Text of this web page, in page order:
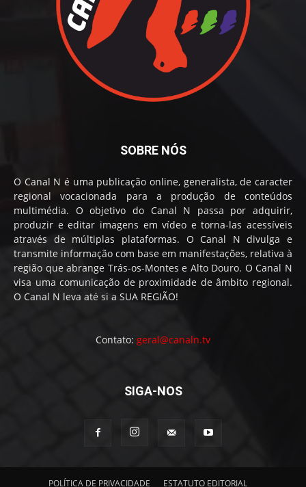
SOBRE NÓS
O Canal N é uma publicação online, generalista, de caracter
regional vocacionada para a produção de conteúdos
multimédia. O objetivo do Canal N passa por adquirir,
produzir e editar imagens em vídeo e torna-las acessíveis
através de múltiplas plataformas. O Canal N divulga e
transmite informação com base em manifestações, relativa à
região que abrange Trás-os-Montes e Alto Douro. O Canal N
visa uma comunicação de proximidade de âmbito regional.
O Canal N leva até si a SUA REGIÃO!
Contato: geral@canaln.tv
SIGA-NOS
POLÍTICA DE PRIVACIDADE ESTATUTO EDITORIAL